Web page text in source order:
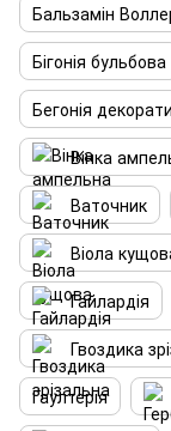
Бальзамін
Бігонія бульбова
Бегонія
Вінка
Ваточник
Віола
Гайлардія
Гвоздика
Гаултерія